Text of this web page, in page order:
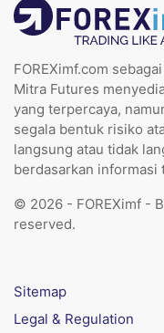
FOREXimf.com
Mitra Futures
yang terpercaya,
segala bentuk risiko
langsung atau tidak
berdasarkan informasi
© 2026 - FOREXimf -
reserved.
Sitemap
Legal & Regulation